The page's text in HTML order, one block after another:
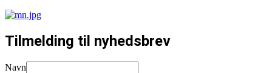
Tilmelding til nyhedsbrev
Navn